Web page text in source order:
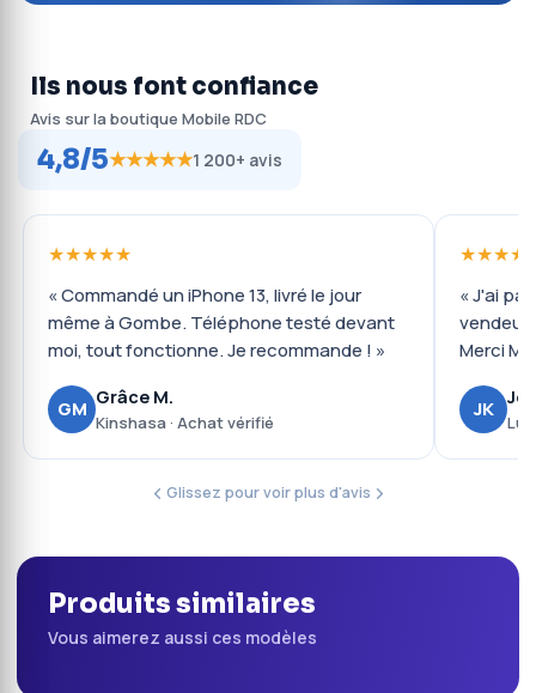
Ils nous font confiance
Avis sur la boutique Mobile RDC
4,8/5★★★★★1 200+ avis
★★★★★
« Commandé un iPhone 13, livré le jour
même à Gombe. Téléphone testé devant
moi, tout fonctionne. Je recommande ! »
GM Grâce M.
Kinshasa · Achat vérifié
« J'ai
vendeur
Merci
JK
Glissez pour voir plus d'avis
Produits similaires
Vous aimerez aussi ces modèles